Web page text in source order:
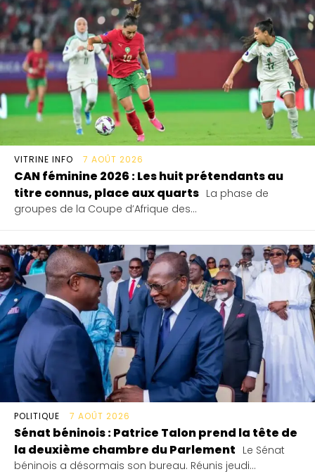
VITRINE INFO 7 AOÛT 2026
CAN féminine 2026 : Les huit prétendants au
titre connus, place aux quarts La phase de
groupes de la Coupe d’Afrique des...
POLITIQUE 7 AOÛT 2026
Sénat béninois : Patrice Talon prend la tête de
la deuxième chambre du Parlement Le Sénat
béninois a désormais son bureau. Réunis jeudi...